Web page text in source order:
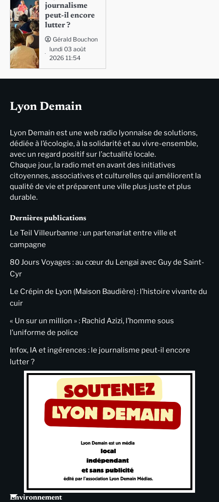
journalisme
peut-il encore
lutter ?
Gérald Bouchon
lundi 03 août
2026 11:54
Lyon Demain
Lyon Demain est une web radio lyonnaise de solutions,
dédiée à l’écologie, à la solidarité et au vivre-ensemble,
avec un regard positif sur l’actualité locale.
Chaque jour, la radio met en avant des initiatives
citoyennes, associatives et culturelles qui améliorent la
qualité de vie et préparent une ville plus juste et plus
durable.
Dernières publications
Le Teil Villeurbanne : un partenariat entre ville et
campagne
80 Jours Voyages : au cœur du Lengai avec Guy de Saint-
Cyr
Le Crépin de Lyon (Maison Baudière) : l’histoire vivante du
cuir
« Un sur un million » : Rachid Azizi, l’homme sous
l’uniforme de police
Infox, IA et ingérences : le journalisme peut-il encore
lutter ?
Environnement